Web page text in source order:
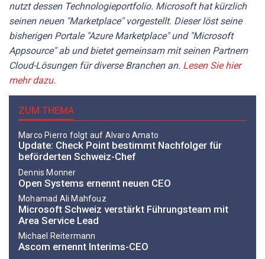
nutzt dessen Technologieportfolio. Microsoft hat kürzlich
seinen neuen "Marketplace" vorgestellt. Dieser löst seine
bisherigen Portale "Azure Marketplace" und "Microsoft
Appsource" ab und bietet gemeinsam mit seinen Partnern
Cloud-Lösungen für diverse Branchen an. Lesen Sie hier
mehr dazu.
ZUM THEMA
Marco Pierro folgt auf Alvaro Amato
Update: Check Point bestimmt Nachfolger für
beförderten Schweiz-Chef
Dennis Monner
Open Systems ernennt neuen CEO
Mohamad Ali Mahfouz
Microsoft Schweiz verstärkt Führungsteam mit
Area Service Lead
Michael Reitermann
Ascom ernennt Interims-CEO